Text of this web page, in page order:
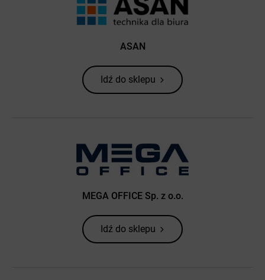
ASAN
Idź do sklepu
MEGA OFFICE Sp. z o.o.
Idź do sklepu